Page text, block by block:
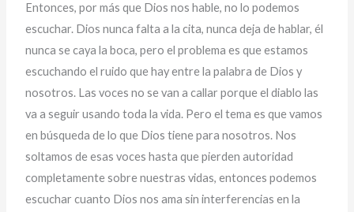
Entonces, por más que Dios nos hable, no lo podemos
escuchar. Dios nunca falta a la cita, nunca deja de hablar, él
nunca se caya la boca, pero el problema es que estamos
escuchando el ruido que hay entre la palabra de Dios y
nosotros. Las voces no se van a callar porque el diablo las
va a seguir usando toda la vida. Pero el tema es que vamos
en búsqueda de lo que Dios tiene para nosotros. Nos
soltamos de esas voces hasta que pierden autoridad
completamente sobre nuestras vidas, entonces podemos
escuchar cuanto Dios nos ama sin interferencias en la